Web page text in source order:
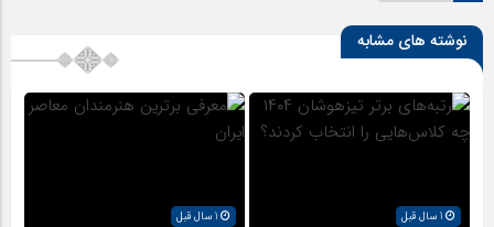
نوشته های مشابه
1 سال قبل